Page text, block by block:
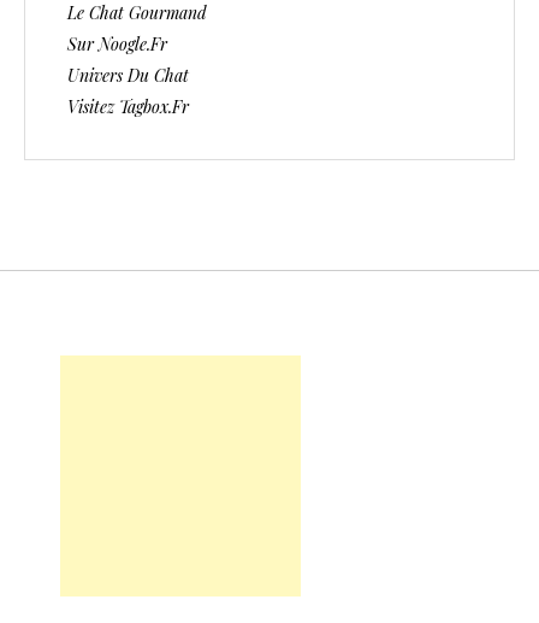
Le Chat Gourmand
Sur Noogle.fr
Univers Du Chat
Visitez Tagbox.fr